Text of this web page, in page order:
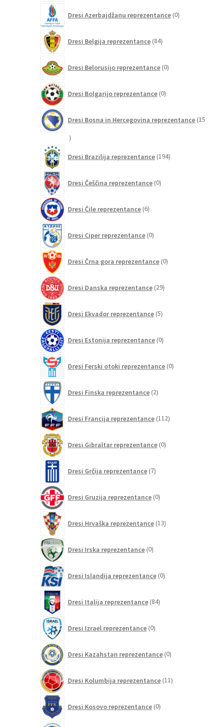
Dresi Azerbajdžanu reprezentance 0izdelkov
Dresi Belgija reprezentance 84izdelkov
Dresi Belorusijo reprezentance 0izdelkov
Dresi Bolgarijo reprezentance 0izdelkov
Dresi Bosna in Hercegovina reprezentance 15
15
Dresi Brazilija reprezentance 194izdelkov
Dresi Češčina reprezentance 0izdelkov
Dresi Čile reprezentance 6izdelkov
Dresi Ciper reprezentance 0izdelkov
Dresi Črna gora reprezentance 0izdelkov
Dresi Danska reprezentance 29izdelkov
Dresi Ekvador reprezentance 5izdelkov
Dresi Estonija reprezentance 0izdelkov
Dresi Ferski otoki reprezentance 0izdelkov
Dresi Finska reprezentance 2izdelka
Dresi Francija reprezentance 112izdelkov
Dresi Gibraltar reprezentance 0izdelkov
Dresi Grčija reprezentance 7izdelkov
Dresi Gruzija reprezentance 0izdelkov
Dresi Hrvaška reprezentance 13izdelkov
Dresi Irska reprezentance 0izdelkov
Dresi Islandija reprezentance 0izdelkov
Dresi Italija reprezentance 84izdelkov
Dresi Izrael reprezentance 0izdelkov
Dresi Kazahstan reprezentance 0izdelkov
Dresi Kolumbija reprezentance 11izdelkov
Dresi Kosovo reprezentance 0izdelkov